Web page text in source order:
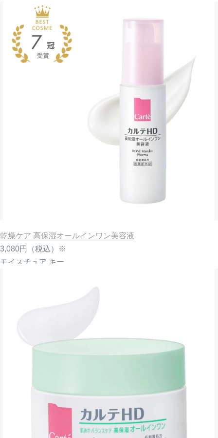
乾燥ケア 高保湿オールインワン美容液
3,080円
（税込）※
モイスチュア キー